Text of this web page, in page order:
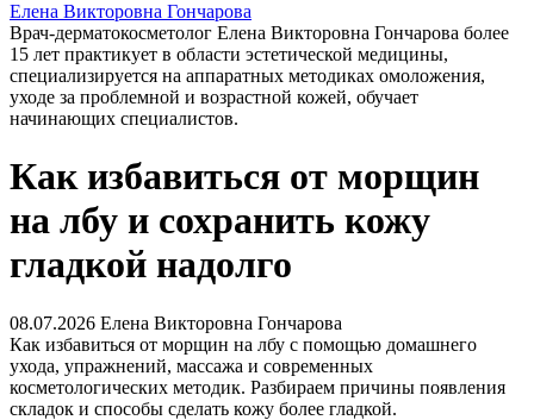
Елена Викторовна Гончарова
Врач-дерматокосметолог Елена Викторовна Гончарова более
15 лет практикует в области эстетической медицины,
специализируется на аппаратных методиках омоложения,
уходе за проблемной и возрастной кожей, обучает
начинающих специалистов.
Как избавиться от морщин
на лбу и сохранить кожу
гладкой надолго
08.07.2026 Елена Викторовна Гончарова
Как избавиться от морщин на лбу с помощью домашнего
ухода, упражнений, массажа и современных
косметологических методик. Разбираем причины появления
складок и способы сделать кожу более гладкой.